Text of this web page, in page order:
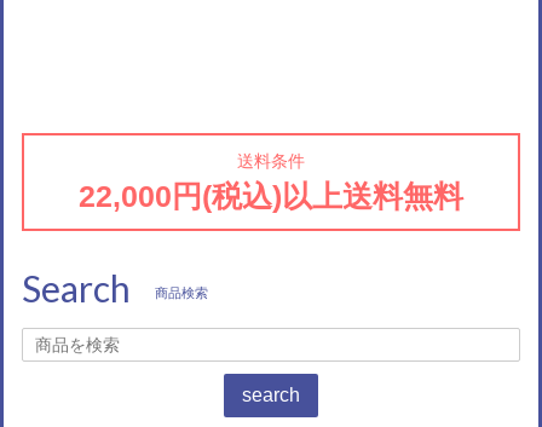
送料条件
22,000円(税込)以上送料無料
Search 商品検索
search